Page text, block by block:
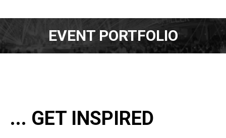
EVENT PORTFOLIO
... GET INSPIRED